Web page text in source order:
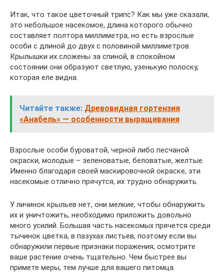
Итак, что такое цветочный трипс? Как мы уже сказали,
это небольшое насекомое, длина которого обычно
составляет полтора миллиметра, но есть взрослые
особи с длиной до двух с половиной миллиметров.
Крылышки их сложены за спиной, в спокойном
состоянии они образуют светлую, узенькую полоску,
которая еле видна.
Читайте также: Древовидная гортензия
«Анабель» — особенности выращивания
Взрослые особи буроватой, черной либо песчаной
окраски, молодые – зеленоватые, беловатые, желтые.
Именно благодаря своей маскировочной окраске, эти
насекомые отлично прячутся, их трудно обнаружить.
У личинок крыльев нет, они мелкие, чтобы обнаружить
их и уничтожить, необходимо приложить довольно
много усилий. Большая часть насекомых прячется среди
тычинок цветка, в пазухах листьев, поэтому если вы
обнаружили первые признаки поражения, осмотрите
ваше растение очень тщательно. Чем быстрее вы
примете меры, тем лучше для вашего питомца.